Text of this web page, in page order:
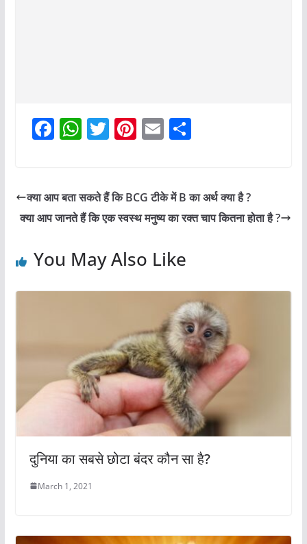
F
e
b
o
W
s
A
p
T
er
Pi
e
st
E
l
S
e
क्या आप बता सकते हैं कि BCG टीके में B का अर्थ क्या है ?
क्या आप जानते हैं कि एक स्वस्थ मनुष्य का रक्त चाप कितना होता है ?
You May Also Like
दुनिया का सबसे छोटा बंदर कौन सा है?
March 1, 2021